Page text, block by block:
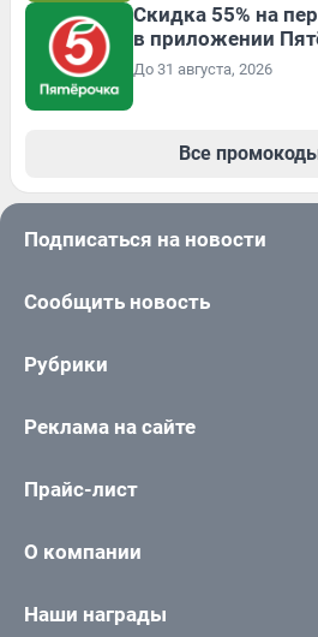
Скидка 55% на
в приложении
До 31 августа, 2026
Все
Подписаться на новости
Сообщить новость
Рубрики
Реклама на сайте
Прайс-лист
О компании
Наши награды